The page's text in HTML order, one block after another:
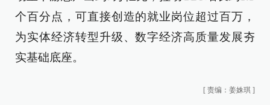
个百分点，可直接创造的就业岗位超过百万，
为实体经济转型升级、数字经济高质量发展夯
实基础底座。
[ 责编：姜姝琪 ]